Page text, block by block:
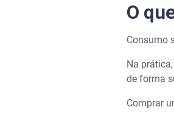
O
Consumo
Na
de forma
Comprar